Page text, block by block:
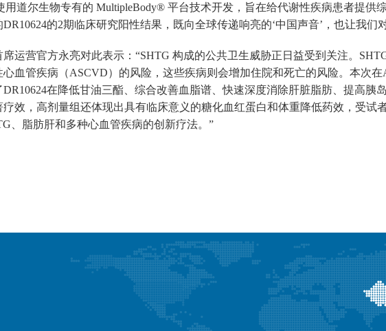
用道尔生物专有的 MultipleBody® 平台技术开发，旨在给代谢性疾病患者提供
DR10624的2期临床研究阳性结果，既向全球传递响亮的‘中国声音’，也让我们
席运营官方永亮对此表示：“SHTG 构成的公共卫生威胁正日益受到关注。
心血管疾病（ASCVD）的风险，这些疾病则会增加住院和死亡的风险。本次
DR10624在降低甘油三酯、综合改善血脂谱、快速深度消除肝脏脂肪、提高胰
疗效，高剂量组还体现出具有临床意义的糖化血红蛋白和体重降低药效，受试
、脂肪肝和多种心血管疾病的创新疗法。”